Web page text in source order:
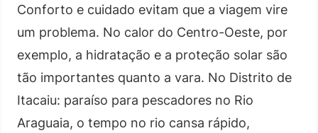
Conforto e cuidado evitam que a viagem vire
um problema. No calor do Centro-Oeste, por
exemplo, a hidratação e a proteção solar são
tão importantes quanto a vara. No Distrito de
Itacaiu: paraíso para pescadores no Rio
Araguaia, o tempo no rio cansa rápido,